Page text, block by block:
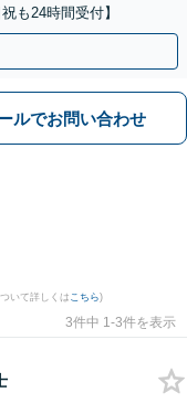
も24時間受付】
ルでお問い合わせ
いて詳しくは こちら)
3件中 1-3件を表示